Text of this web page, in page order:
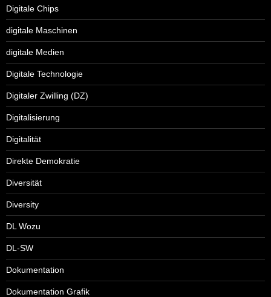
Digitale Chips
digitale Maschinen
digitale Medien
Digitale Technologie
Digitaler Zwilling (DZ)
Digitalisierung
Digitalität
Direkte Demokratie
Diversität
Diversity
DL Wozu
DL-SW
Dokumentation
Dokumentation Grafik